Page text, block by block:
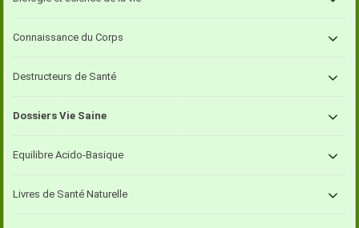
Connaissance du Corps
Destructeurs de Santé
Dossiers Vie Saine
Equilibre Acido-Basique
Livres de Santé Naturelle